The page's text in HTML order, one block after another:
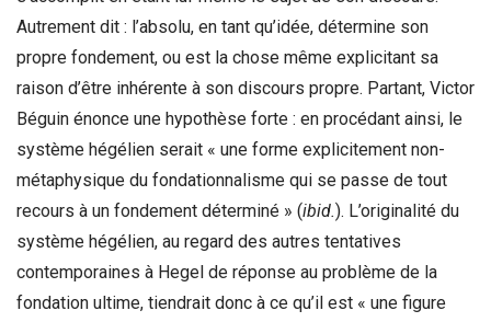
Autrement dit : l’absolu, en tant qu’idée, détermine son
propre fondement, ou est la chose même explicitant sa
raison d’être inhérente à son discours propre. Partant, Victor
Béguin énonce une hypothèse forte : en procédant ainsi, le
système hégélien serait « une forme explicitement non-
métaphysique du fondationnalisme qui se passe de tout
recours à un fondement déterminé » (ibid.). L’originalité du
système hégélien, au regard des autres tentatives
contemporaines à Hegel de réponse au problème de la
fondation ultime, tiendrait donc à ce qu’il est « une figure